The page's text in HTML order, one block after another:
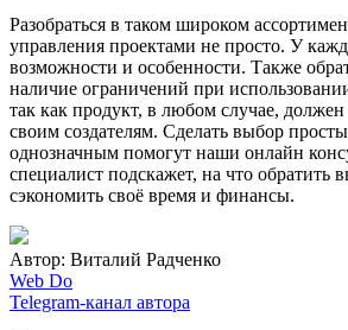
Разобраться в таком широком
управления проектами не просто. У
возможности и особенности. Также
наличие ограничений при
так как продукт, в любом случае,
своим создателям. Сделать выбор
однозначным помогут наши онлайн
специалист подскажет, на что обратить
сэкономить своё время и финансы.
Автор: Виталий Радченко
Web Do
Telegram-канал автора